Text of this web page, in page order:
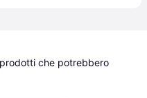
che potrebbero